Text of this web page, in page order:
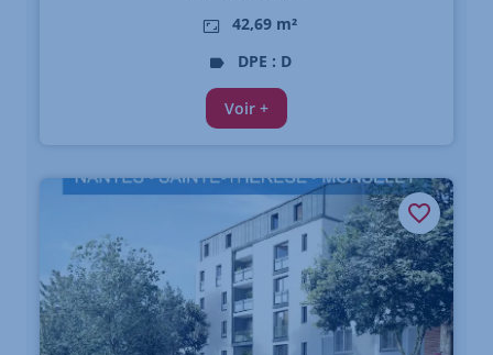
42,69 m²
DPE : D
Voir +